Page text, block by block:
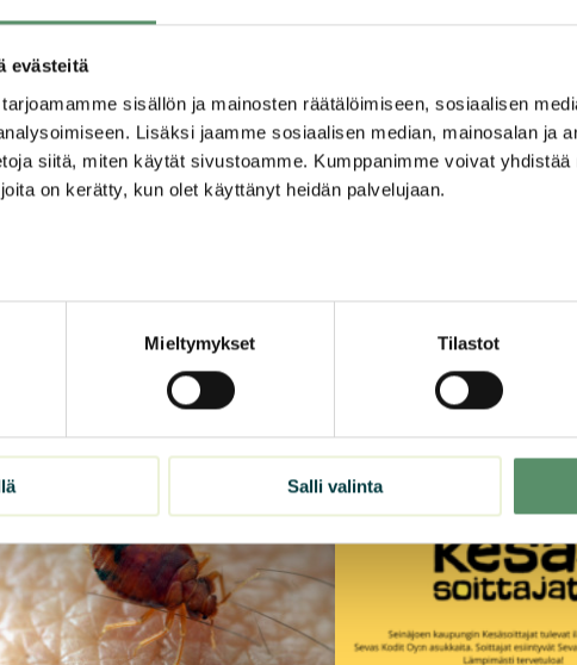
evästeitä
sisällön ja mainosten räätälöimiseen, sosiaalisen
Lisäksi jaamme sosiaalisen median, mainosalan ja
siitä, miten käytät sivustoamme. Kumppanimme voivat
on kerätty, kun olet käyttänyt heidän palvelujaan.
Mieltymykset Tilastot
Salli valinta
kaunein luontokuva
Sevas rakennuttaa
uutta asuntoa